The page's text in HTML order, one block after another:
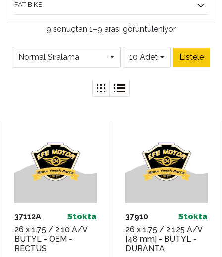
FAT BIKE
9 sonuçtan 1–9 arası görüntüleniyor
Normal Sıralama 10 Adet
37112A
Stokta
26 x 1.75 / 2.10 A/V
BUTYL - OEM -
RECTUS
37910
Stokta
26 x 1.75 / 2.125 A/V
[48 mm] - BUTYL -
DURANTA